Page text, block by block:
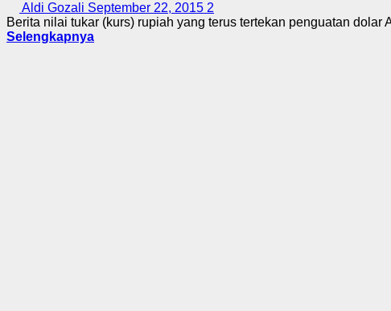
Aldi Gozali September 22, 2015 2
Berita nilai tukar (kurs) rupiah yang terus tertekan penguatan dolar
Selengkapnya